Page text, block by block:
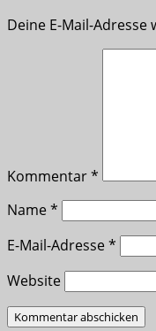
Deine E-Mail-
Kommentar*
Name*
E-Mail-Adresse*
Website